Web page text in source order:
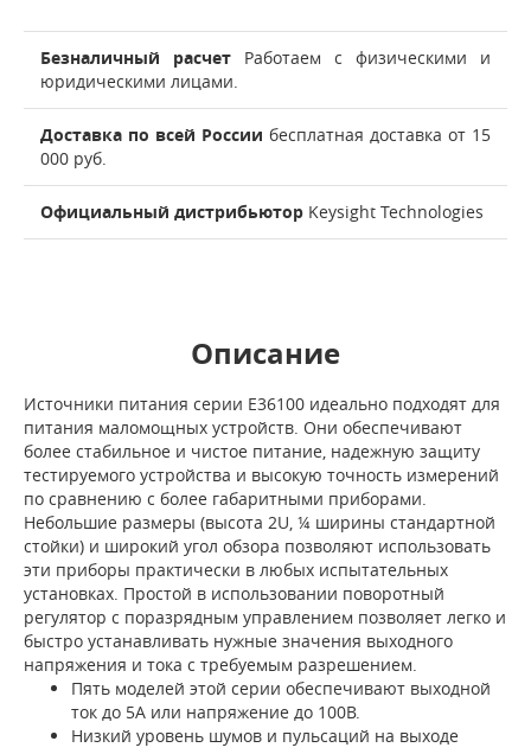
Безналичный расчет Работаем с физическими и
юридическими лицами.
Доставка по всей России бесплатная доставка от 15
000 руб.
Официальный дистрибьютор Keysight Technologies
Описание
Источники питания серии E36100 идеально подходят для
питания маломощных устройств. Они обеспечивают
более стабильное и чистое питание, надежную защиту
тестируемого устройства и высокую точность измерений
по сравнению с более габаритными приборами.
Небольшие размеры (высота 2U, ¼ ширины стандартной
стойки) и широкий угол обзора позволяют использовать
эти приборы практически в любых испытательных
установках. Простой в использовании поворотный
регулятор с поразрядным управлением позволяет легко и
быстро устанавливать нужные значения выходного
напряжения и тока с требуемым разрешением.
Пять моделей этой серии обеспечивают выходной
ток до 5А или напряжение до 100В.
Низкий уровень шумов и пульсаций на выходе